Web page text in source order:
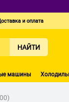
и оплата
НАЙТИ
машины